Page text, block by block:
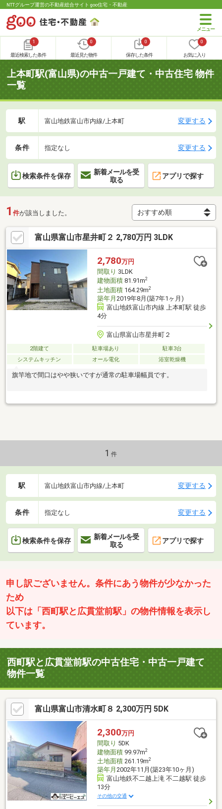
NTTグループ運営の不動産総合サイト goo住宅・不動産
1
最近検索した条件
0
最近見た物件
0
保存した条件
0
お気に入り
上本町駅(富山県)の中古一戸建て・中古住宅 物件
一覧
駅 富山地鉄富山市内線/上本町 変更する
条件 指定なし 変更する
検索条件を保存
新着メールを受
取る
アプリで探す
1 件が該当しました。
富山県富山市星井町２ 2,780万円 3LDK
2,780万円
間取り 3LDK
建物面積81.91m2
土地面積164.29m2
築年月 2019年8月(築7年1ヶ月)
富山地鉄富山市内線 上本町駅 徒歩
4分
富山県富山市星井町２
2階建て 駐車場あり
駐車3台
システムキッチン
オール電化 浴室乾燥機
旗竿地で間口はやや狭いですが通常の駐車場幅員です。
1 件
駅 富山地鉄富山市内線/上本町 変更する
条件 指定なし 変更する
検索条件を保存
新着メールを受
取る
アプリで探す
申し訳ございません。条件にあう物件が少なかった
ため
以下は「西町駅と広貫堂前駅」の物件情報を表示し
ています。
西町駅と広貫堂前駅の中古住宅・中古一戸建て
物件一覧
富山県富山市清水町８ 2,300万円 5DK
2,300万円
間取り 5DK
建物面積99.97m2
土地面積261.19m2
築年月 2002年11月(築23年10ヶ月)
富山地鉄不二越上滝 不二越駅 徒歩
13分
その他の交通